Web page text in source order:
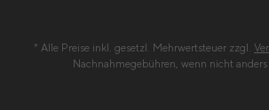
* Alle Preise inkl. gesetzl. Mehrwertsteuer zzgl.
Nachnahmegebühren, wenn nicht anders